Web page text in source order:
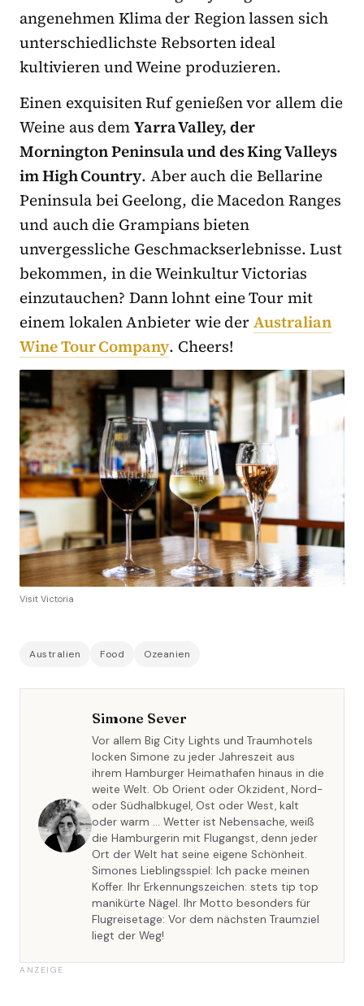
angenehmen Klima der Region lassen sich
unterschiedlichste Rebsorten ideal
kultivieren und Weine produzieren.
Einen exquisiten Ruf genießen vor allem die
Weine aus demYarra Valley, der
Mornington Peninsula und des King Valleys
im High Country. Aber auch die Bellarine
Peninsula bei Geelong, die Macedon Ranges
und auch die Grampians bieten
unvergessliche Geschmackserlebnisse. Lust
bekommen, in die Weinkultur Victorias
einzutauchen? Dann lohnt eine Tour mit
einem lokalen Anbieter wie derAustralian
Wine Tour Company. Cheers!
Visit Victoria
Australien Food Ozeanien
Simone Sever
Vor allem Big City Lights und Traumhotels
locken Simone zu jeder Jahreszeit aus
ihrem Hamburger Heimathafen hinaus in die
weite Welt. Ob Orient oder Okzident, Nord-
oder Südhalbkugel, Ost oder West, kalt
oder warm … Wetter ist Nebensache, weiß
die Hamburgerin mit Flugangst, denn jeder
Ort der Welt hat seine eigene Schönheit.
Simones Lieblingsspiel: Ich packe meinen
Koffer. Ihr Erkennungszeichen: stets tip top
manikürte Nägel. Ihr Motto besonders für
Flugreisetage: Vor dem nächsten Traumziel
liegt der Weg!
ANZEIGE